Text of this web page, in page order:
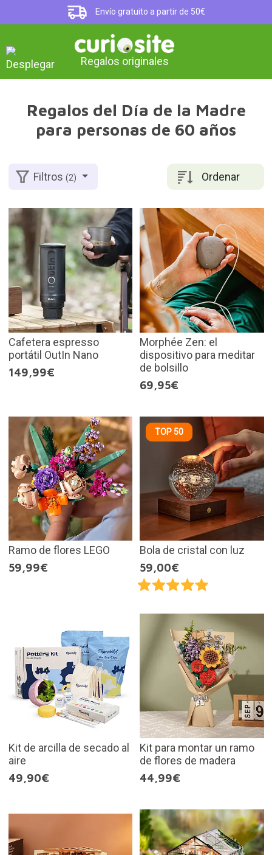
Envío gratuito a partir de 50€
Regalos originales
Regalos del Día de la Madre
para personas de 60 años
Ordenar
Filtros(2)
Cafetera espresso
portátil OutIn Nano
149,99€
Morphée Zen: el
dispositivo para meditar
de bolsillo
69,95€
Ramo de flores LEGO
59,99€
TOP 50
Bola de cristal con luz
59,00€
Kit de arcilla de secado al
aire
49,90€
Kit para montar un ramo
de flores de madera
44,99€